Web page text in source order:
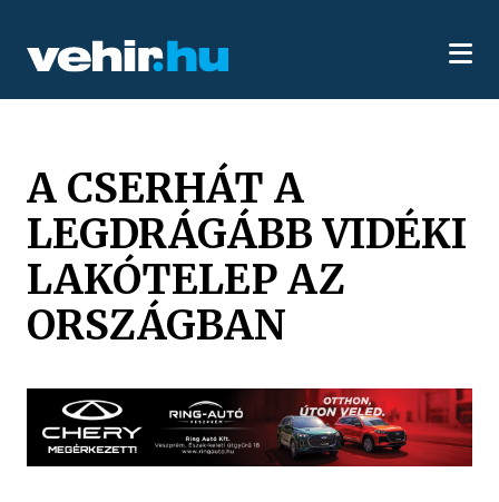
A CSERHÁT A
LEGDRÁGÁBB VIDÉKI
LAKÓTELEP AZ
ORSZÁGBAN